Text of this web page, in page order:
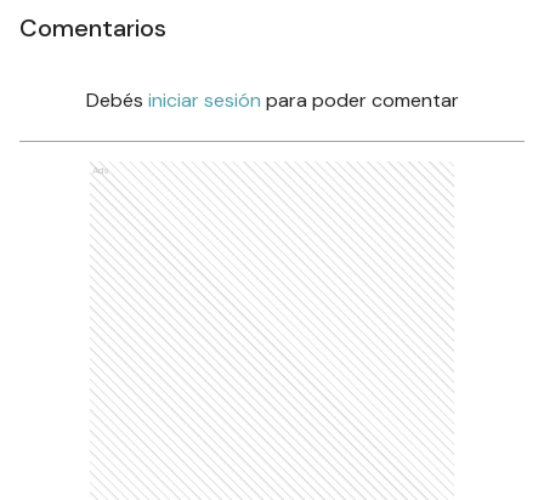
Comentarios
Debés iniciar sesión para poder comentar
Ads